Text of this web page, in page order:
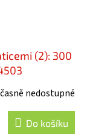
(2): 300
nedostupné
Do košíku